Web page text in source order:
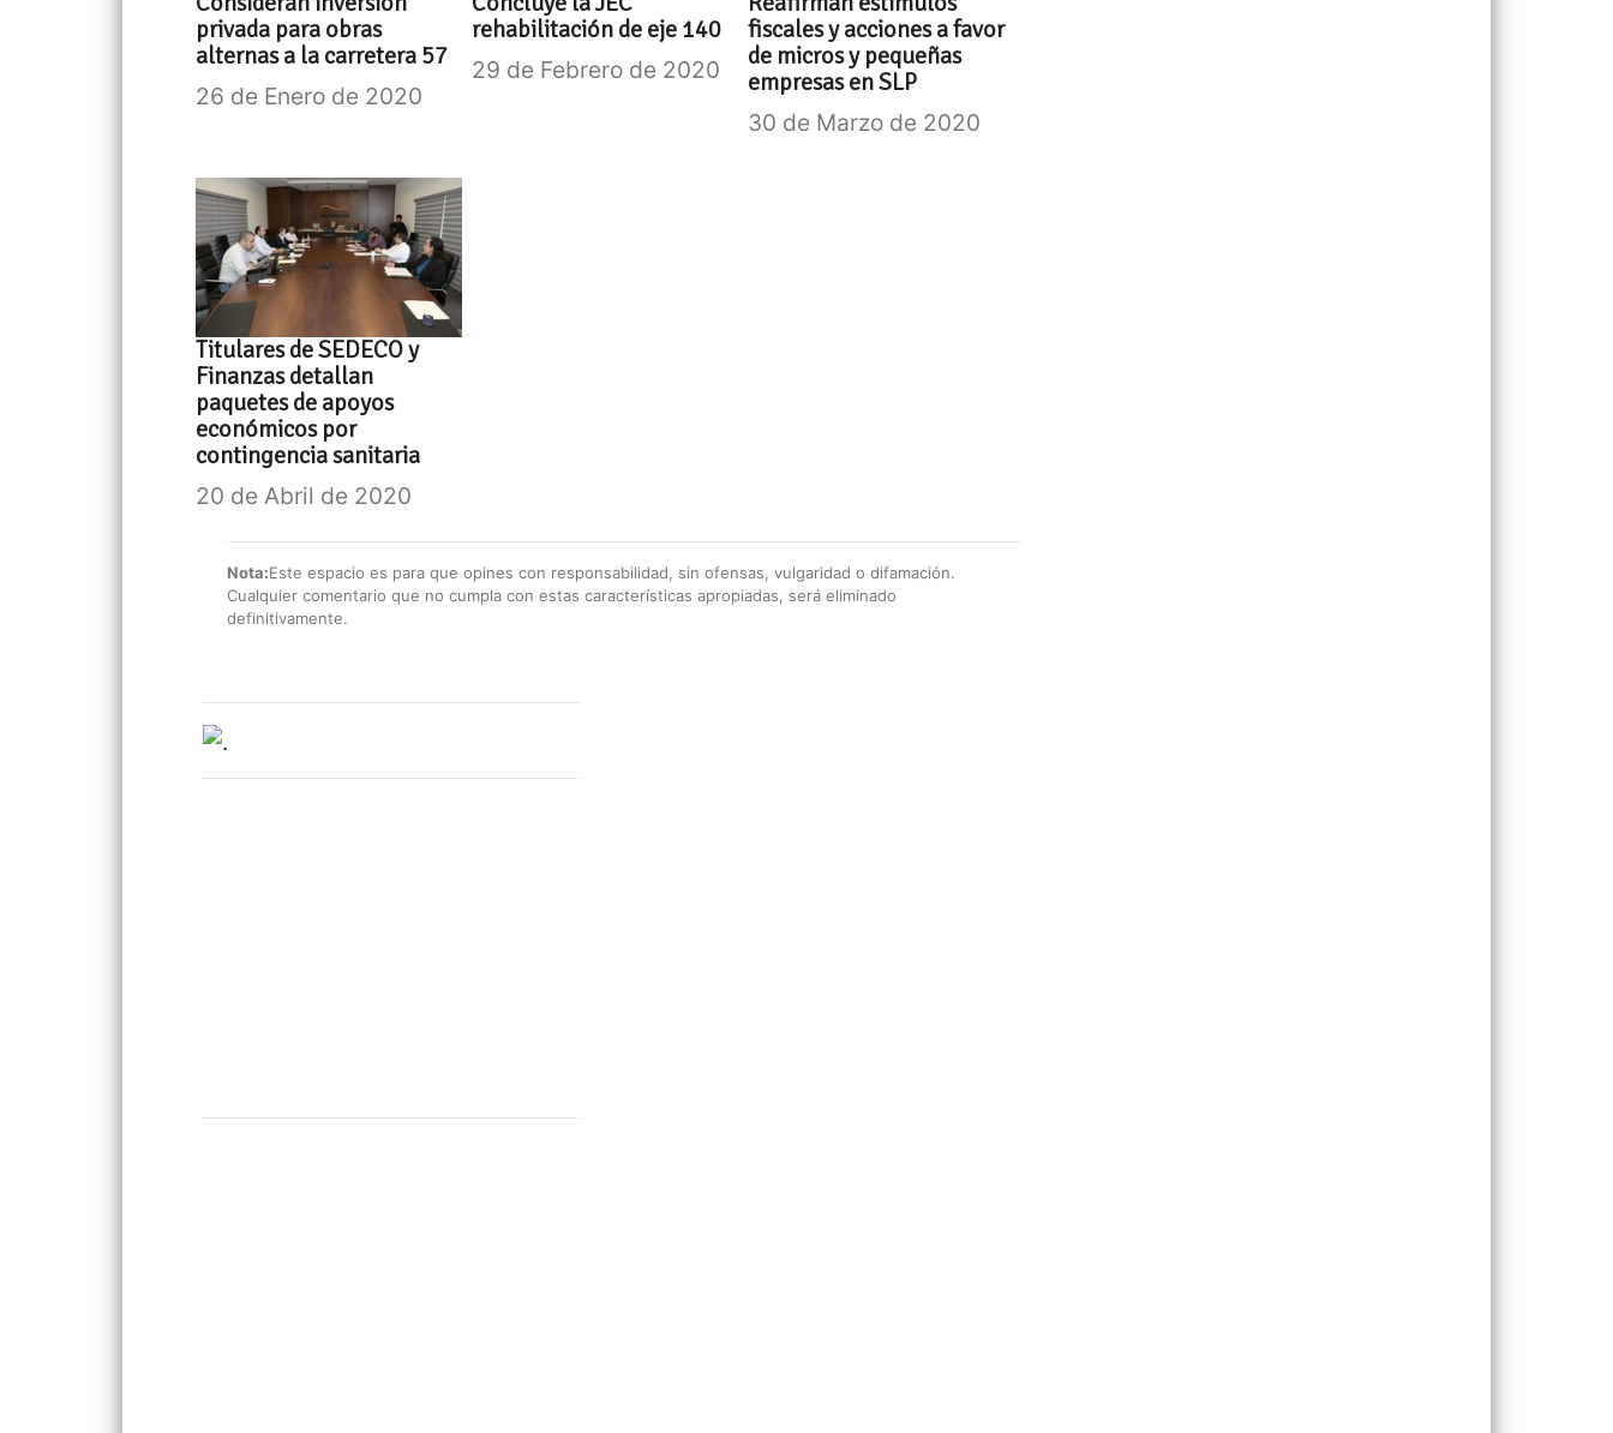
privada para obras
alternas a la carretera 57
26 de Enero de 2020
rehabilitación de eje 140
29 de Febrero de 2020
fiscales y acciones a favor
de micros y pequeñas
empresas en SLP
30 de Marzo de 2020
Titulares de SEDECO y
Finanzas detallan
paquetes de apoyos
económicos por
contingencia sanitaria
20 de Abril de 2020
Nota:Este espacio es para que opines con responsabilidad, sin ofensas, vulgaridad o difamación.
Cualquier comentario que no cumpla con estas características apropiadas, será eliminado
definitivamente.